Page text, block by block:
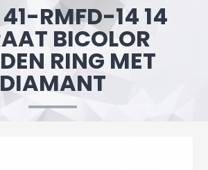
RMFD-14 14
BICOLOR
RING MET
DIAMANT